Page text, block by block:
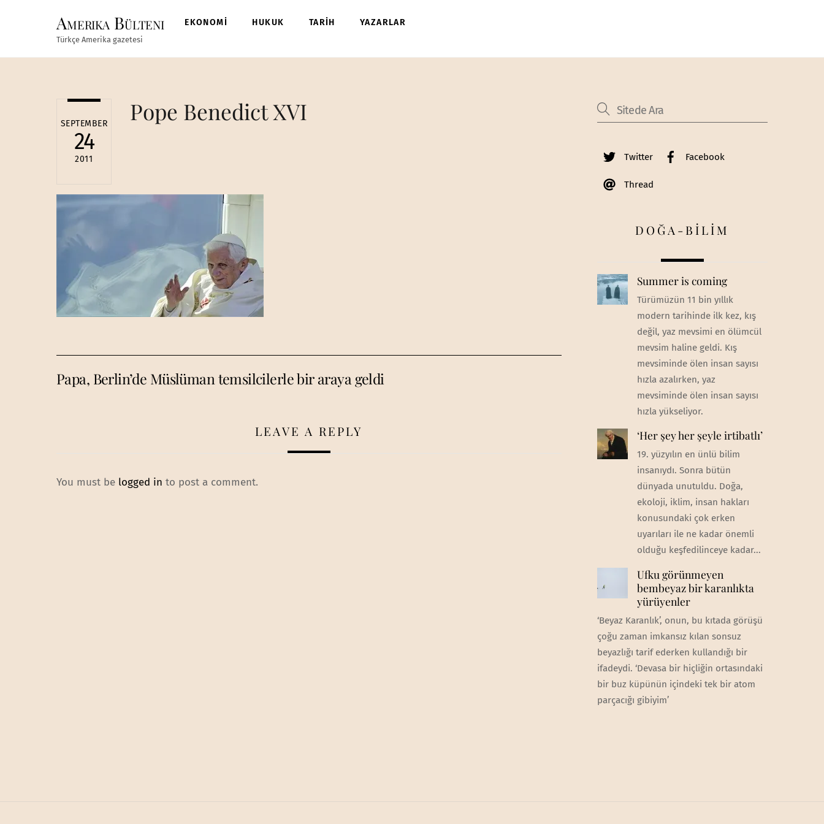
Amerika Bülteni
Türkçe Amerika gazetesi
EKONOMİ HUKUK TARİH YAZARLAR
SEPTEMBER
24
2011
Pope Benedict XVI
Papa, Berlin’de Müslüman temsilcilerle bir araya geldi
LEAVE A REPLY
You must be logged in to post a comment.
Twitter Facebook
Thread
DOĞA-BİLİM
Summer is coming
Türümüzün 11 bin yıllık
modern tarihinde ilk kez, kış
değil, yaz mevsimi en ölümcül
mevsim haline geldi. Kış
mevsiminde ölen insan sayısı
hızla azalırken, yaz
mevsiminde ölen insan sayısı
hızla yükseliyor.
‘Her şey her şeyle irtibatlı’
19. yüzyılın en ünlü bilim
insanıydı. Sonra bütün
dünyada unutuldu. Doğa,
ekoloji, iklim, insan hakları
konusundaki çok erken
uyarıları ile ne kadar önemli
olduğu keşfedilinceye kadar...
Ufku görünmeyen
bembeyaz bir karanlıkta
yürüyenler
‘Beyaz Karanlık’, onun, bu kıtada görüşü
çoğu zaman imkansız kılan sonsuz
beyazlığı tarif ederken kullandığı bir
ifadeydi. ‘Devasa bir hiçliğin ortasındaki
bir buz küpünün içindeki tek bir atom
parçacığı gibiyim’